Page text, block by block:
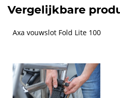
Vergelijkbare
Axa vouwslot Fold Lite 100